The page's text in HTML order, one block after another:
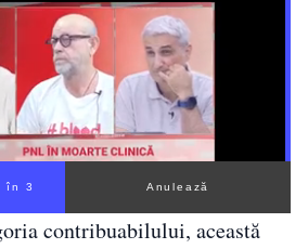
în 2 Anulează
contribuabilului, această